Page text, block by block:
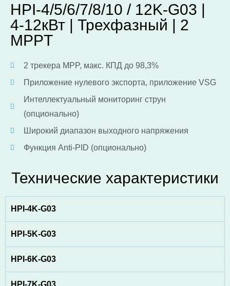
HPI-4/5/6/7/8/10 / 12K-G03 |
4-12кВт | Трехфазный | 2
MPPT
2 трекера MPP, макс. КПД до 98,3%
Приложение нулевого экспорта, приложение VSG
Интеллектуальный мониторинг струн
(опционально)
Широкий диапазон выходного напряжения
Функция Anti-PID (опционально)
Технические характеристики
HPI-4K-G03
HPI-5K-G03
HPI-6K-G03
HPI-7K-G03